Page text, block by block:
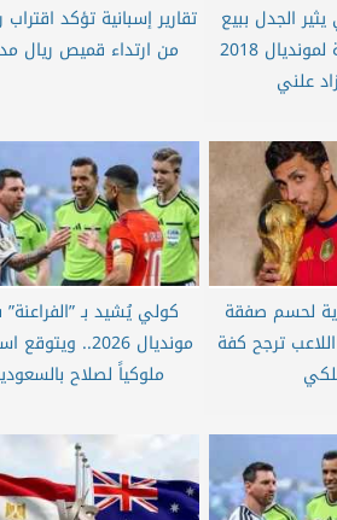
الجدل ببيع
كأسه التذكارية لمونديال 2018
علني
تقارير إسبانية تؤكد
من ارتداء قميص ريال
لحسم صفقة
ترجح كفة
كولي يُشيد بـ
مونديال 2026..
ملوكياً لصلاح